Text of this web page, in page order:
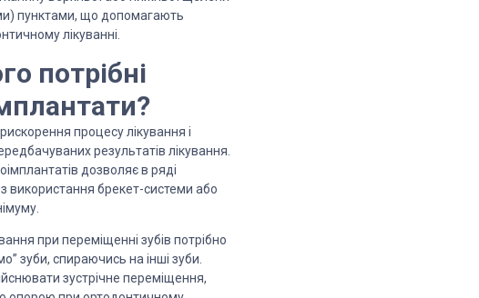
пунктами, що допомагають
лікуванні.
потрібні
процесу лікування і
результатів лікування.
дозволяє в ряді
використання брекет-системи або
при переміщенні зубів потрібно
зуби, спираючись на інші зуби.
зустрічне переміщення,